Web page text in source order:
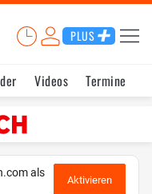
PLUS
Videos Termine
als
Aktivieren